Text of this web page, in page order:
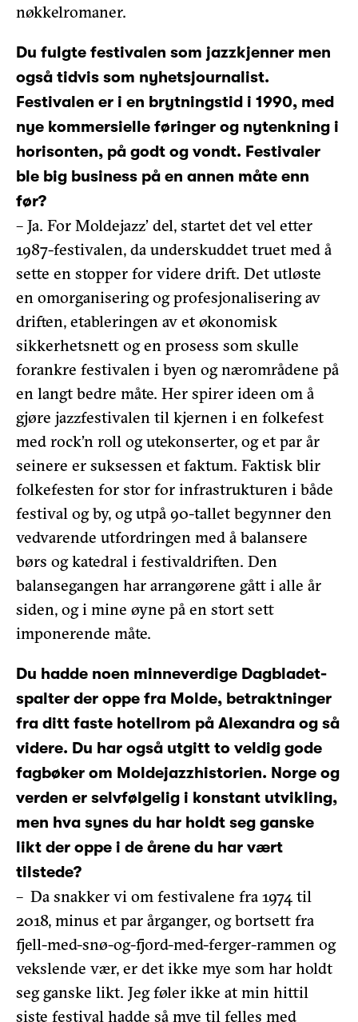
nøkkelromaner.
Du fulgte festivalen som jazzkjenner men
også tidvis som nyhetsjournalist.
Festivalen er i en brytningstid i 1990, med
nye kommersielle føringer og nytenkning i
horisonten, på godt og vondt. Festivaler
ble big business på en annen måte enn
før?
– Ja. For Moldejazz’ del, startet det vel etter
1987-festivalen, da underskuddet truet med å
sette en stopper for videre drift. Det utløste
en omorganisering og profesjonalisering av
driften, etableringen av et økonomisk
sikkerhetsnett og en prosess som skulle
forankre festivalen i byen og nærområdene på
en langt bedre måte. Her spirer ideen om å
gjøre jazzfestivalen til kjernen i en folkefest
med rock’n roll og utekonserter, og et par år
seinere er suksessen et faktum. Faktisk blir
folkefesten for stor for infrastrukturen i både
festival og by, og utpå 90-tallet begynner den
vedvarende utfordringen med å balansere
børs og katedral i festivaldriften. Den
balansegangen har arrangørene gått i alle år
siden, og i mine øyne på en stort sett
imponerende måte.
Du hadde noen minneverdige Dagbladet-
spalter der oppe fra Molde, betraktninger
fra ditt faste hotellrom på Alexandra og så
videre. Du har også utgitt to veldig gode
fagbøker om Moldejazzhistorien. Norge og
verden er selvfølgelig i konstant utvikling,
men hva synes du har holdt seg ganske
likt der oppe i de årene du har vært
tilstede?
– Da snakker vi om festivalene fra 1974 til
2018, minus et par årganger, og bortsett fra
fjell-med-snø-og-fjord-med-ferger-rammen og
vekslende vær, er det ikke mye som har holdt
seg ganske likt. Jeg føler ikke at min hittil
siste festival hadde så mye til felles med